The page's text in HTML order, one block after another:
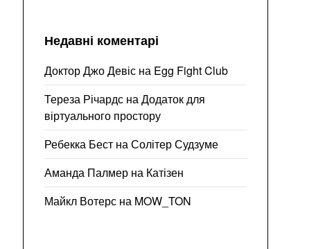
Недавні коментарі
Доктор Джо Девісна Egg Fight Club
Тереза РічардснаДодаток для
віртуального простору
Ребекка БестнаСолітер Судзуме
Аманда Палмерна Катізен
Майкл Вотерсна MOW_TON